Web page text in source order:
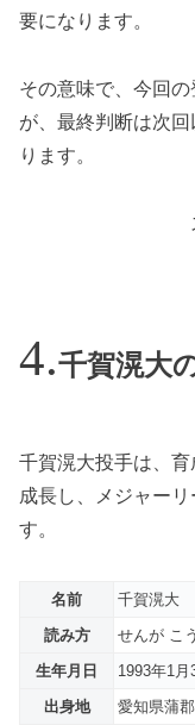
要になります。
その意味で、今回
が、最終判断は次
ります。
千賀滉大
千賀滉大投手は、
成長し、メジャー
す。
名前
千賀滉大
読み方
せんが こ
生年月日
1993年1月
出身地
愛知県蒲